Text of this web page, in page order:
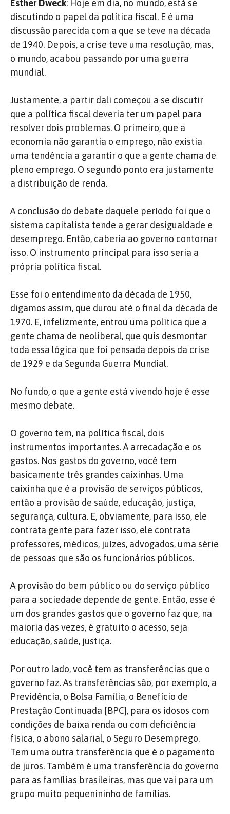
Esther Dweck: Hoje em dia, no mundo, está se
discutindo o papel da política fiscal. E é uma
discussão parecida com a que se teve na década
de 1940. Depois, a crise teve uma resolução, mas,
o mundo, acabou passando por uma guerra
mundial.
Justamente, a partir dali começou a se discutir
que a política fiscal deveria ter um papel para
resolver dois problemas. O primeiro, que a
economia não garantia o emprego, não existia
uma tendência a garantir o que a gente chama de
pleno emprego. O segundo ponto era justamente
a distribuição de renda.
A conclusão do debate daquele período foi que o
sistema capitalista tende a gerar desigualdade e
desemprego. Então, caberia ao governo contornar
isso. O instrumento principal para isso seria a
própria política fiscal.
Esse foi o entendimento da década de 1950,
digamos assim, que durou até o final da década de
1970. E, infelizmente, entrou uma política que a
gente chama de neoliberal, que quis desmontar
toda essa lógica que foi pensada depois da crise
de 1929 e da Segunda Guerra Mundial.
No fundo, o que a gente está vivendo hoje é esse
mesmo debate.
O governo tem, na política fiscal, dois
instrumentos importantes. A arrecadação e os
gastos. Nos gastos do governo, você tem
basicamente três grandes caixinhas. Uma
caixinha que é a provisão de serviços públicos,
então a provisão de saúde, educação, justiça,
segurança, cultura. E, obviamente, para isso, ele
contrata gente para fazer isso, ele contrata
professores, médicos, juízes, advogados, uma série
de pessoas que são os funcionários públicos.
A provisão do bem público ou do serviço público
para a sociedade depende de gente. Então, esse é
um dos grandes gastos que o governo faz que, na
maioria das vezes, é gratuito o acesso, seja
educação, saúde, justiça.
Por outro lado, você tem as transferências que o
governo faz. As transferências são, por exemplo, a
Previdência, o Bolsa Família, o Benefício de
Prestação Continuada [BPC], para os idosos com
condições de baixa renda ou com deficiência
física, o abono salarial, o Seguro Desemprego.
Tem uma outra transferência que é o pagamento
de juros. Também é uma transferência do governo
para as famílias brasileiras, mas que vai para um
grupo muito pequenininho de famílias.